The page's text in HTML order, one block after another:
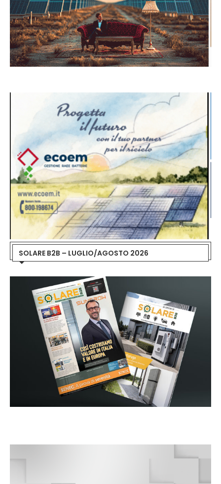
SOLARE B2B – LUGLIO/AGOSTO 2026